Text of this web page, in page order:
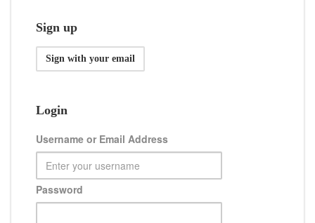
Sign up
Sign with your email
Login
Username or Email Address
Password